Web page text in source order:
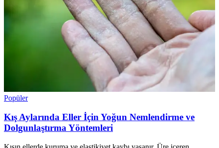
Popüler
Kış Aylarında Eller İçin Yoğun Nemlendirme ve
Dolgunlaştırma Yöntemleri